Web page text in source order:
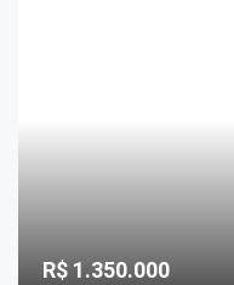
R$ 1.350.000